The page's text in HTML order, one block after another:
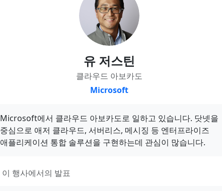
자동화 테스트, 자동화 빌드, 자동화 배포... 이제
코드도 자동화 작성 시기가 오는걸까요?...
Source Generator C# 코드 생성
브레이크아웃 60분
닷넷으로 하는 크로스 플랫폼 앱 개
.NET은 iOS 앱부터 ML.NET에 이르기까지 모든
유 저스틴
클라우드 아보카도
Microsoft
Microsoft에서 클라우드 아보카도로 일하고 있습니다. 닷넷을
중심으로 애저 클라우드, 서버리스, 메시징 등 엔터프라이즈
애플리케이션 통합 솔루션을 구현하는데 관심이 많습니다.
이 행사에서의 발표